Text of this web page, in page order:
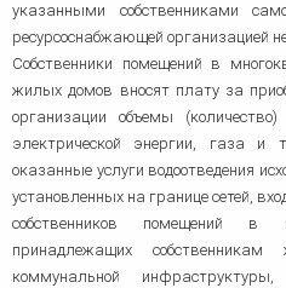
указанными собственниками
ресурсоснабжающей организацией
Собственники помещений в
жилых домов вносят плату за
организации объемы
электрической энергии, газа и
оказанные услуги водоотведения
установленных на границе сетей,
собственников помещений в
принадлежащих
коммунальной